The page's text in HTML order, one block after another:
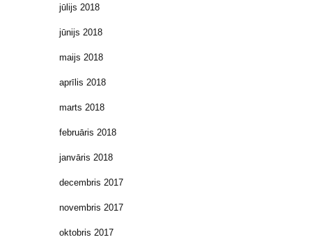
jūlijs 2018
jūnijs 2018
maijs 2018
aprīlis 2018
marts 2018
februāris 2018
janvāris 2018
decembris 2017
novembris 2017
oktobris 2017